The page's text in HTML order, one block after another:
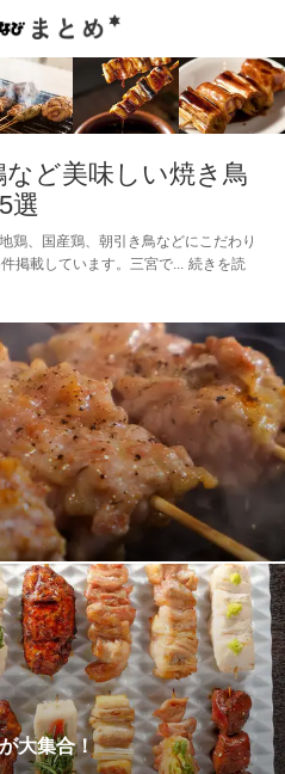
ど美味しい焼き鳥
選
鶏、国産鶏、朝引き鳥などにこだわり
掲載しています。三宮で
続きを読
産淡路鶏を使用しております。
でじっくりと焼き上げた本格的
の効果により、外側はカリッと
たりがクセになる美味しさ！
います。
店
大集合！